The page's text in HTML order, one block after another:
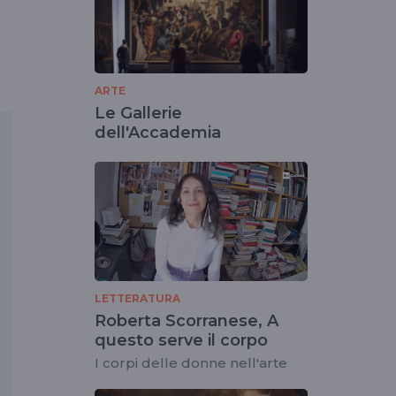
ARTE
Le Gallerie
dell'Accademia
LETTERATURA
Roberta Scorranese, A
questo serve il corpo
I corpi delle donne nell'arte